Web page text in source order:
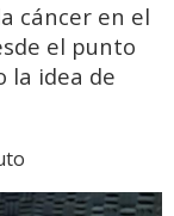
cáncer en el
el punto
la idea de